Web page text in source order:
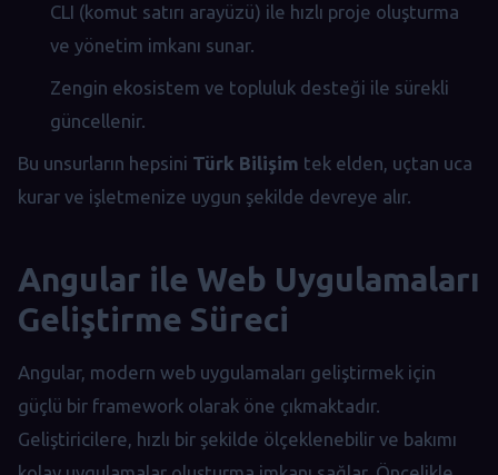
CLI (komut satırı arayüzü) ile hızlı proje oluşturma
ve yönetim imkanı sunar.
Zengin ekosistem ve topluluk desteği ile sürekli
güncellenir.
Bu unsurların hepsini Türk Bilişim tek elden, uçtan uca
kurar ve işletmenize uygun şekilde devreye alır.
Angular ile Web Uygulamaları
Geliştirme Süreci
Angular, modern web uygulamaları geliştirmek için
güçlü bir framework olarak öne çıkmaktadır.
Geliştiricilere, hızlı bir şekilde ölçeklenebilir ve bakımı